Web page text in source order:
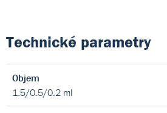
Technické parametry
Objem
1.5/0.5/0.2 ml